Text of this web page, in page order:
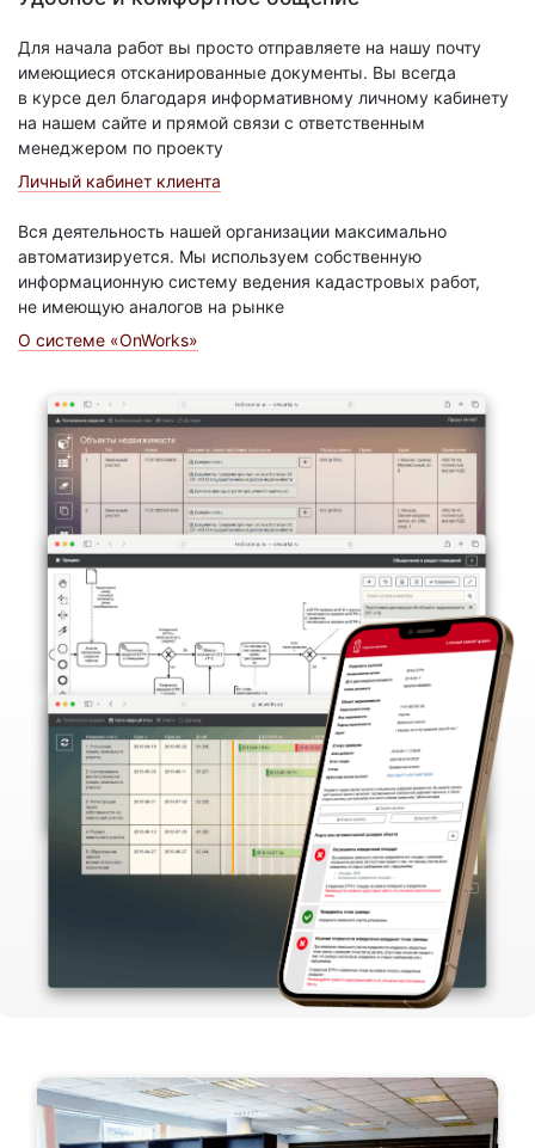
Для начала работ вы просто отправляете на нашу почту
имеющиеся отсканированные документы. Вы всегда
в курсе дел благодаря информативному личному кабинету
на нашем сайте и прямой связи с ответственным
менеджером по проекту
Личный кабинет клиента
Вся деятельность нашей организации максимально
автоматизируется. Мы используем собственную
информационную систему ведения кадастровых работ,
не имеющую аналогов на рынке
О системе «OnWorks»